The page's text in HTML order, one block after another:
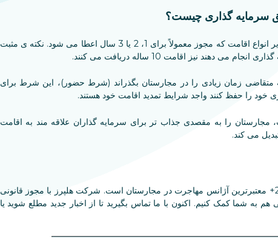
سرمایه گذاری چیست؟
مجوز اقامت سرمایه گذار مهمان 10 سال اعتبار دارد، برخلاف سایر انواع اقامت که مجوز معمولاً برای 1، 2 یا 3 سال اعطا می شود. نکته ی مثبت
نیز اقامت 10 ساله دریافت می کنند.
زمان زیادی را در مجارستان بگذراند (شرط حضور)، این شرط برای
خود را حفظ کنند واجد شرایط تمدید اقامت خود هستند.
را به مقصدی جذاب تر برای سرمایه گذاران علاقه مند به اقامت
می کند.
هلپرز مجارستان با نزدیک به 20 سال تجربه و یک تیم چند زبانه 25+ معتبرترین آژانس مهاجرت در مجارستان است. شرکت هلپرز با مجوز قانونی
به شما کمک کنیم. اکنون با ما تماس بگیرید تا از اخبار جدید مطلع شوید یا